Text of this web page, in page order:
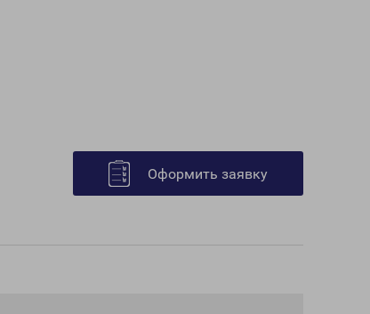
Оформить заявку